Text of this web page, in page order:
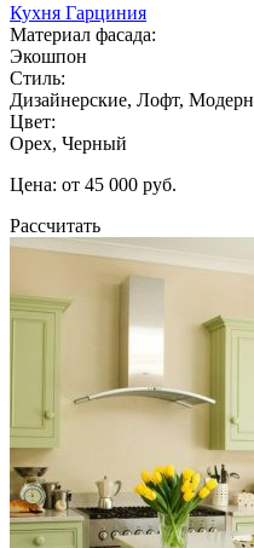
Кухня Гарциния
Материал фасада:
Экошпон
Стиль:
Дизайнерские, Лофт, Модерн
Цвет:
Орех, Черный
Цена: от 45 000 руб.
Рассчитать